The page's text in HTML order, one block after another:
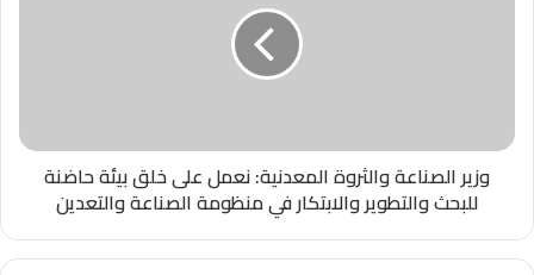
وزير الصناعة والثروة المعدنية: نعمل على خلق بيئة حاضنة
للبحث والتطوير والابتكار في منظومة الصناعة والتعدين